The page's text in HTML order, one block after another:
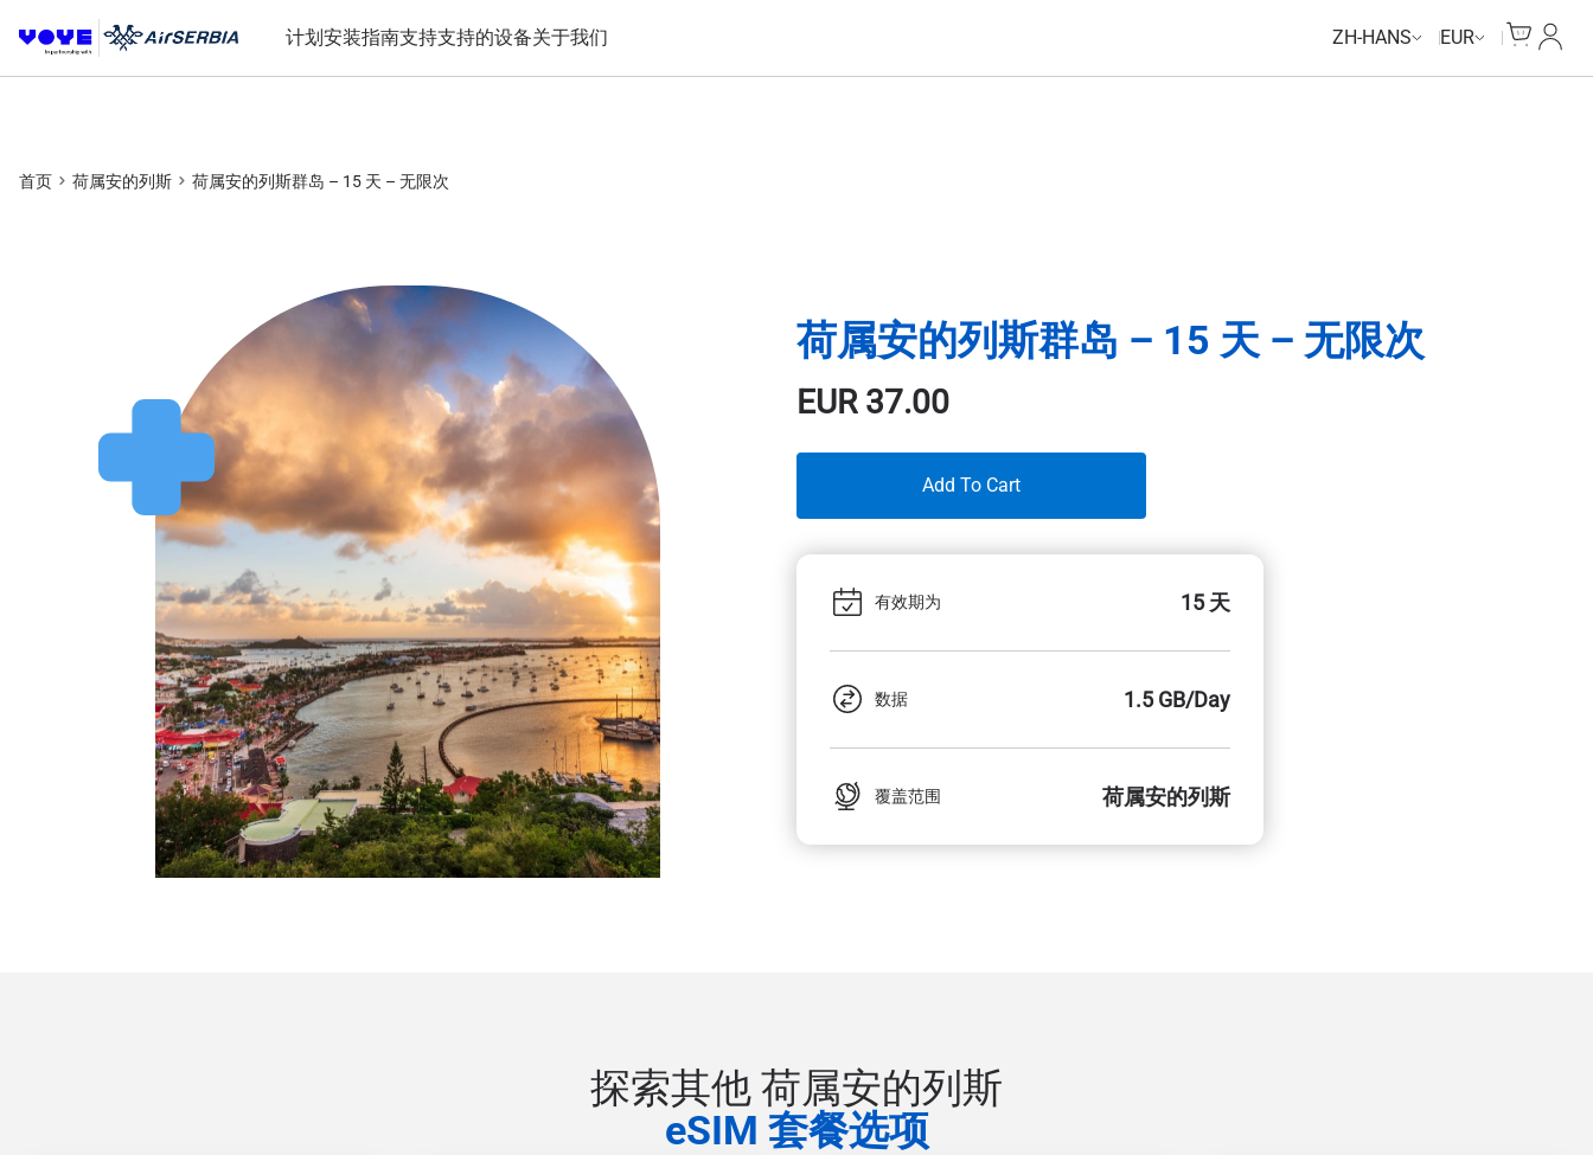
计划安装指南支持支持的设备关于我们 ZH-HANS EUR
我的
首页 荷属安的列斯 荷属安的列斯群岛 – 15 天 – 无限次
荷属安的列斯群岛 – 15 天 – 无限次
EUR37.00
Add To Cart
有效期为 15 天
数据 1.5 GB/Day
覆盖范围 荷属安的列斯
探索其他 荷属安的列斯
eSIM 套餐选项